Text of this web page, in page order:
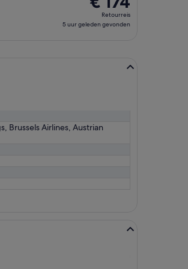
Retourreis,
5
Retourreis
5 uur geleden gevonden
Brussels Airlines, Austrian